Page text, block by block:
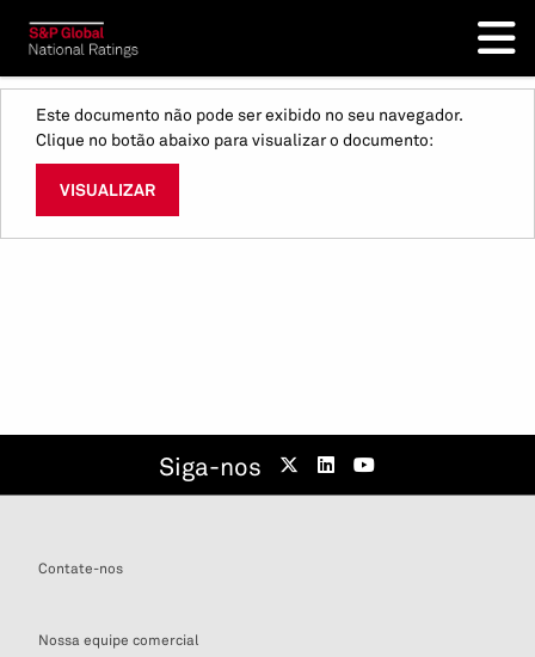
Este documento não pode ser exibido no seu navegador.
Clique no botão abaixo para visualizar o documento:
VISUALIZAR
Siga-nos
Contate-nos
Nossa equipe comercial